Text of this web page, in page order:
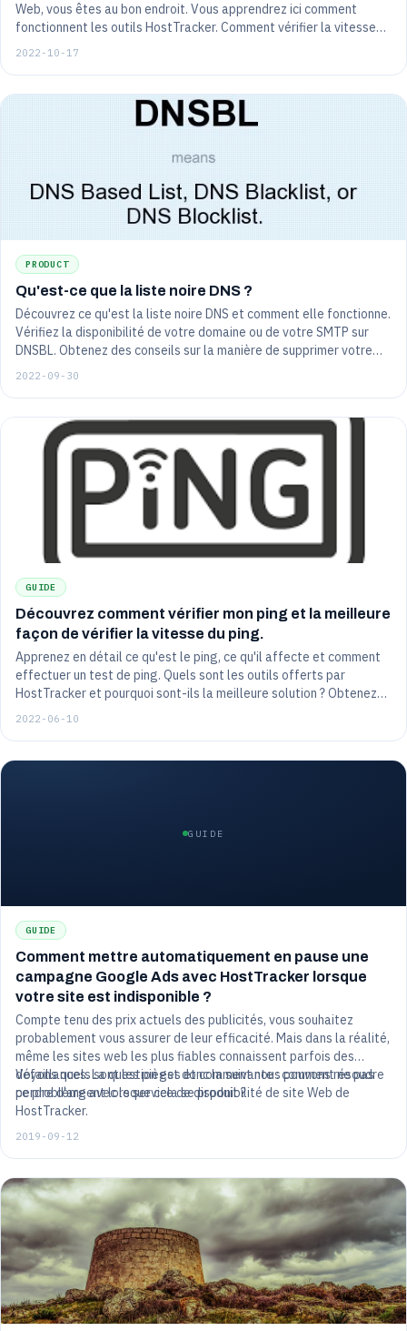
Web, vous êtes au bon endroit. Vous apprendrez ici comment
fonctionnent les outils HostTracker. Comment vérifier la vitesse
de chargement du site : version desktop et version mobile du site.
2022-10-17
PRODUCT
Qu'est-ce que la liste noire DNS ?
Découvrez ce qu'est la liste noire DNS et comment elle fonctionne.
Vérifiez la disponibilité de votre domaine ou de votre SMTP sur
DNSBL. Obtenez des conseils sur la manière de supprimer votre
projet de la base de données des spams, ainsi que des conseils sur
2022-09-30
GUIDE
Découvrez comment vérifier mon ping et la meilleure
façon de vérifier la vitesse du ping.
Apprenez en détail ce qu'est le ping, ce qu'il affecte et comment
effectuer un test de ping. Quels sont les outils offerts par
HostTracker et pourquoi sont-ils la meilleure solution ? Obtenez
des instructions détaillées sur la façon de mettre en place un test
2022-06-10
GUIDE
GUIDE
Comment mettre automatiquement en pause une
campagne Google Ads avec HostTracker lorsque
votre site est indisponible ?
Compte tenu des prix actuels des publicités, vous souhaitez
probablement vous assurer de leur efficacité. Mais dans la réalité,
même les sites web les plus fiables connaissent parfois des
défaillances. La question est donc la suivante : comment ne pas
perdre d'argent lorsque cela se produit ?
Voyons quels sont les pièges et comment nous pouvons résoudre
ce problème avec le service de disponibilité de site Web de
HostTracker.
2019-09-12